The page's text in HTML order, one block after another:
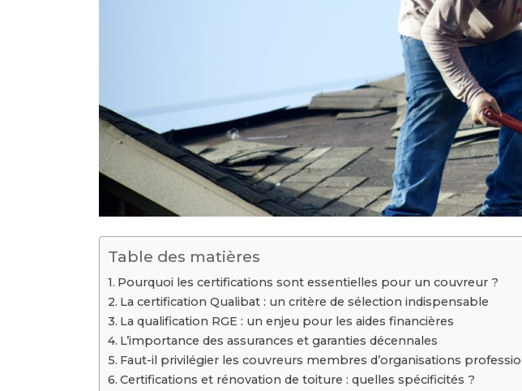
Table des matières
Pourquoi les certifications sont essentielles pour un couvreur ?
La certification Qualibat : un critère de sélection indispensable
La qualification RGE : un enjeu pour les aides financières
L’importance des assurances et garanties décennales
Faut-il privilégier les couvreurs membres d’organisations
Certifications et rénovation de toiture : quelles spécificités ?